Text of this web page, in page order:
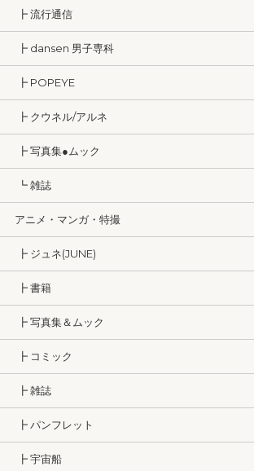
┣ 流行通信
┣ dansen 男子専科
┣ POPEYE
┣ クウネル/アルネ
┣ 写真集●ムック
┗ 雑誌
アニメ・マンガ・特撮
┣ ジュネ(JUNE)
┣ 書籍
┣ 写真集＆ムック
┣ コミック
┣ 雑誌
┣ パンフレット
┣ 宇宙船